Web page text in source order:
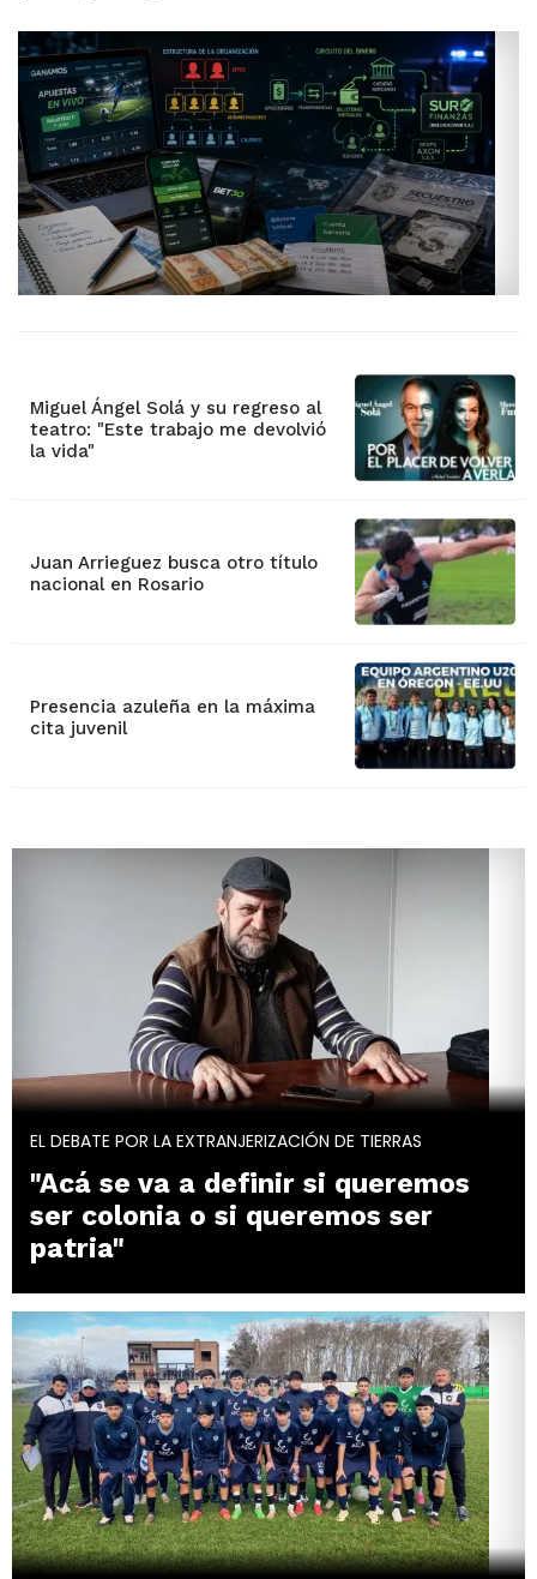
Miguel Ángel Solá y su regreso al
teatro: "Este trabajo me devolvió
la vida"
Juan Arrieguez busca otro título
nacional en Rosario
Presencia azuleña en la máxima
cita juvenil
EL DEBATE POR LA EXTRANJERIZACIÓN DE TIERRAS
"Acá se va a definir si queremos
ser colonia o si queremos ser
patria"